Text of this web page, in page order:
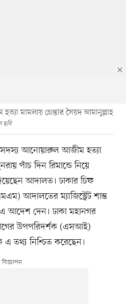
মামলায় গ্রেপ্তার সৈয়দ আমানুল্লাহ
ছবি
আনোয়ারুল আজীম হত্যা
পাঁচ দিন রিমান্ডে নিয়ে
আদালত। ঢাকার চিফ
আদালতের ম্যাজিস্ট্রেট শান্ত
আদেশ দেন। ঢাকা মহানগর
উপপরিদর্শক (এসআই)
তথ্য নিশ্চিত করেছেন।